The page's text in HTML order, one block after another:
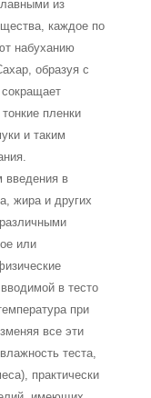
из
каждое по
набуханию
образуя с
пленки
и таким
введения в
жира и других
или
в тесто
при
все эти
теста,
практически